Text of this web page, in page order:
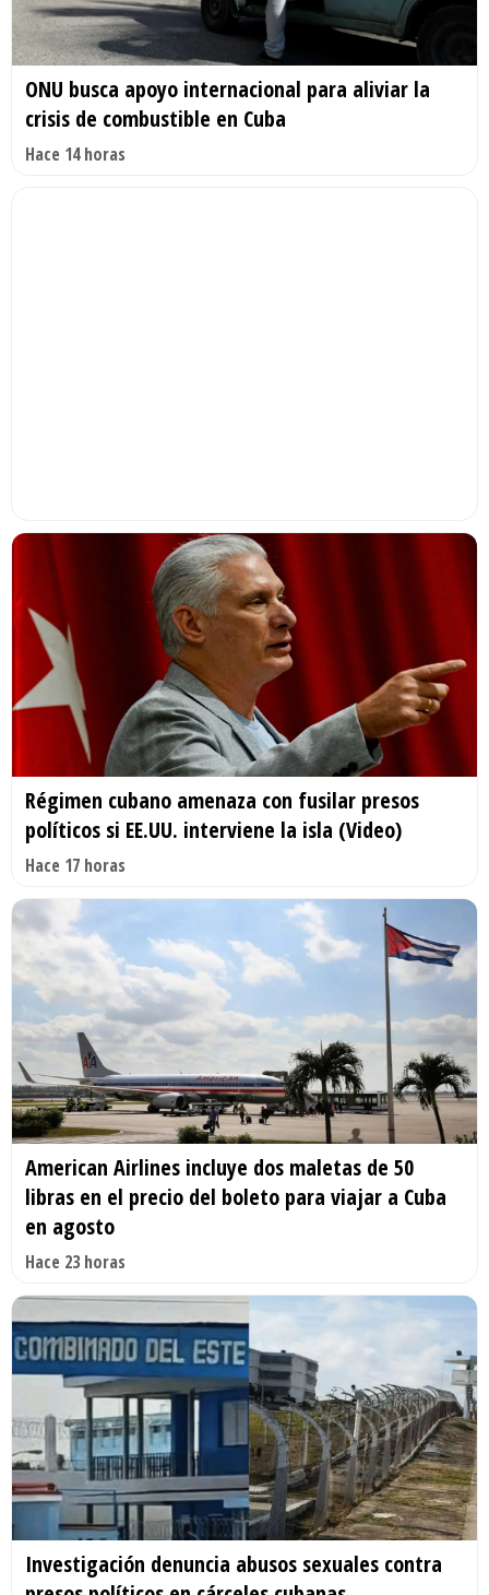
ONU busca apoyo internacional para aliviar la
crisis de combustible en Cuba
Hace 14 horas
Régimen cubano amenaza con fusilar presos
políticos si EE.UU. interviene la isla (Video)
Hace 17 horas
American Airlines incluye dos maletas de 50
libras en el precio del boleto para viajar a Cuba
en agosto
Hace 23 horas
Investigación denuncia abusos sexuales contra